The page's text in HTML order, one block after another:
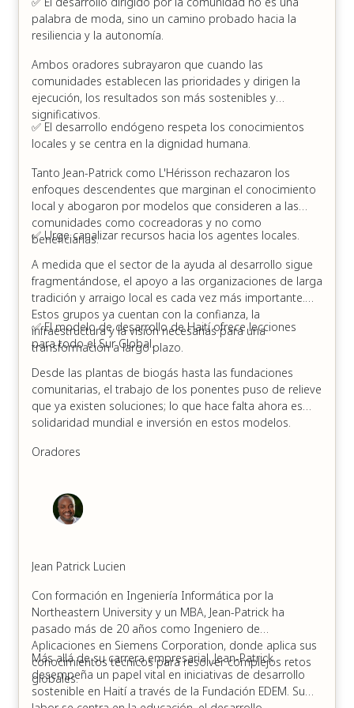
palabra de moda, sino un camino probado hacia la
resiliencia y la autonomía.
Ambos oradores subrayaron que cuando las
comunidades establecen las prioridades y dirigen la
ejecución, los resultados son más sostenibles y
significativos.
✅ El desarrollo endógeno respeta los conocimientos
locales y se centra en la dignidad humana.
Tanto Jean-Patrick como L'Hérisson rechazaron los
enfoques descendentes que marginan el conocimiento
local y abogaron por modelos que consideren a las
comunidades como cocreadoras y no como
beneficiarias.
✅ Urge canalizar recursos hacia los agentes locales.
A medida que el sector de la ayuda al desarrollo sigue
fragmentándose, el apoyo a las organizaciones de larga
tradición y arraigo local es cada vez más importante.
Estos grupos ya cuentan con la confianza, la
infraestructura y la visión necesarias para una
transformación a largo plazo.
✅ El modelo de desarrollo de Haití ofrece lecciones
para todo el Sur Global.
Desde las plantas de biogás hasta las fundaciones
comunitarias, el trabajo de los ponentes puso de relieve
que ya existen soluciones; lo que hace falta ahora es
solidaridad mundial e inversión en estos modelos.
Oradores
Jean Patrick Lucien
Con formación en Ingeniería Informática por la
Northeastern University y un MBA, Jean-Patrick ha
pasado más de 20 años como Ingeniero de
Aplicaciones en Siemens Corporation, donde aplica sus
conocimientos técnicos para resolver complejos retos
globales.
Más allá de su carrera empresarial, Jean-Patrick
desempeña un papel vital en iniciativas de desarrollo
sostenible en Haití a través de la Fundación EDEM. Su